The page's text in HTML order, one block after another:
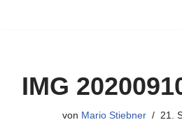
IMG
von Mario Stiebner 21.